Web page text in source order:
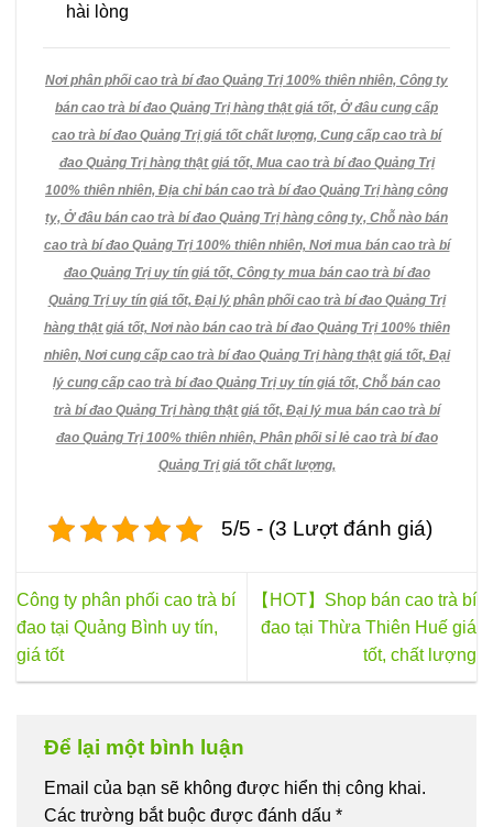
hài lòng
Nơi phân phối cao trà bí đao Quảng Trị 100% thiên nhiên, Công ty
bán cao trà bí đao Quảng Trị hàng thật giá tốt, Ở đâu cung cấp
cao trà bí đao Quảng Trị giá tốt chất lượng, Cung cấp cao trà bí
đao Quảng Trị hàng thật giá tốt, Mua cao trà bí đao Quảng Trị
100% thiên nhiên, Địa chỉ bán cao trà bí đao Quảng Trị hàng công
ty, Ở đâu bán cao trà bí đao Quảng Trị hàng công ty, Chỗ nào bán
cao trà bí đao Quảng Trị 100% thiên nhiên, Nơi mua bán cao trà bí
đao Quảng Trị uy tín giá tốt, Công ty mua bán cao trà bí đao
Quảng Trị uy tín giá tốt, Đại lý phân phối cao trà bí đao Quảng Trị
hàng thật giá tốt, Nơi nào bán cao trà bí đao Quảng Trị 100% thiên
nhiên, Nơi cung cấp cao trà bí đao Quảng Trị hàng thật giá tốt, Đại
lý cung cấp cao trà bí đao Quảng Trị uy tín giá tốt, Chỗ bán cao
trà bí đao Quảng Trị hàng thật giá tốt, Đại lý mua bán cao trà bí
đao Quảng Trị 100% thiên nhiên, Phân phối sỉ lẻ cao trà bí đao
Quảng Trị giá tốt chất lượng,
5/5 - (3 Lượt đánh giá)
Công ty phân phối cao trà bí
đao tại Quảng Bình uy tín,
giá tốt
【HOT】Shop bán cao trà bí
đao tại Thừa Thiên Huế giá
tốt, chất lượng
Để lại một bình luận
Email của bạn sẽ không được hiển thị công khai.
Các trường bắt buộc được đánh dấu *